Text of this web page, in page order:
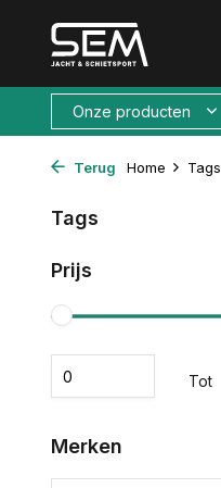
Onze producten
Terug Home Tags
Tags
Prijs
Tot
Merken